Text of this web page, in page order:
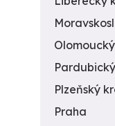
Plzeňský
Praha